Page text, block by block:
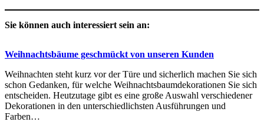
Sie können auch interessiert sein an:
Weihnachtsbäume geschmückt von unseren Kunden
Weihnachten steht kurz vor der Türe und sicherlich machen Sie sich
schon Gedanken, für welche Weihnachtsbaumdekorationen Sie sich
entscheiden. Heutzutage gibt es eine große Auswahl verschiedener
Dekorationen in den unterschiedlichsten Ausführungen und
Farben…